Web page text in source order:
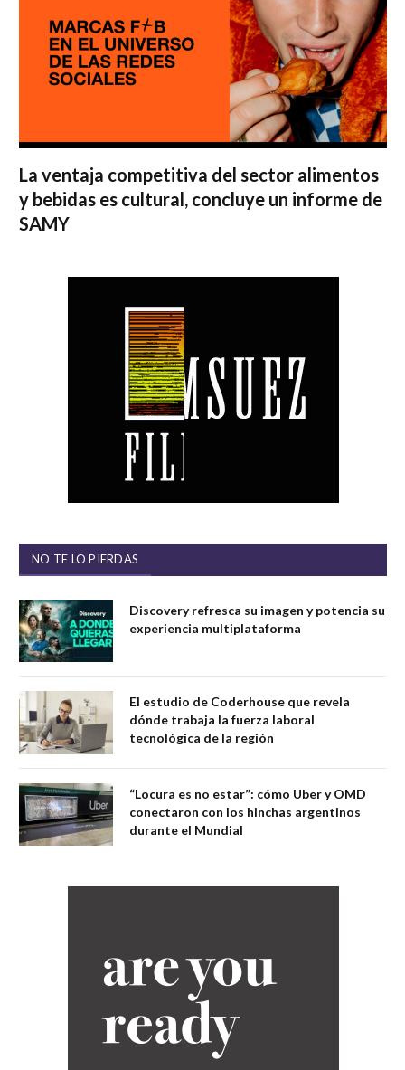
La ventaja competitiva del sector alimentos
y bebidas es cultural, concluye un informe de
SAMY
NO TE LO PIERDAS
Discovery refresca su imagen y potencia su
experiencia multiplataforma
El estudio de Coderhouse que revela
dónde trabaja la fuerza laboral
tecnológica de la región
“Locura es no estar”: cómo Uber y OMD
conectaron con los hinchas argentinos
durante el Mundial